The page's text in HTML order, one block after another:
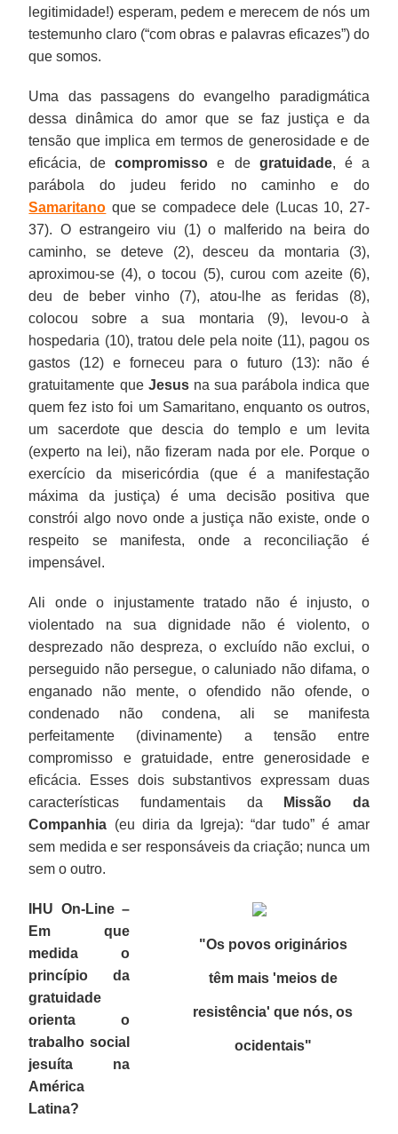
legitimidade!) esperam, pedem e merecem de nós um
testemunho claro (“com obras e palavras eficazes”) do
que somos.
Uma das passagens do evangelho paradigmática
dessa dinâmica do amor que se faz justiça e da
tensão que implica em termos de generosidade e de
eficácia, decompromisso e de gratuidade, é a
parábola do judeu ferido no caminho e do
Samaritano que se compadece dele (Lucas 10, 27-
37). O estrangeiro viu (1) o malferido na beira do
caminho, se deteve (2), desceu da montaria (3),
aproximou-se (4), o tocou (5), curou com azeite (6),
deu de beber vinho (7), atou-lhe as feridas (8),
colocou sobre a sua montaria (9), levou-o à
hospedaria (10), tratou dele pela noite (11), pagou os
gastos (12) e forneceu para o futuro (13): não é
gratuitamente que Jesusna sua parábola indica que
quem fez isto foi um Samaritano, enquanto os outros,
um sacerdote que descia do templo e um levita
(experto na lei), não fizeram nada por ele. Porque o
exercício da misericórdia (que é a manifestação
máxima da justiça) é uma decisão positiva que
constrói algo novo onde a justiça não existe, onde o
respeito se manifesta, onde a reconciliação é
impensável.
Ali onde o injustamente tratado não é injusto, o
violentado na sua dignidade não é violento, o
desprezado não despreza, o excluído não exclui, o
perseguido não persegue, o caluniado não difama, o
enganado não mente, o ofendido não ofende, o
condenado não condena, ali se manifesta
perfeitamente (divinamente) a tensão entre
compromisso e gratuidade, entre generosidade e
eficácia. Esses dois substantivos expressam duas
características fundamentais da
Missão da
Companhia (eu diria da Igreja): “dar tudo” é amar
sem medida e ser responsáveis da criação; nunca um
sem o outro.
"Os povos originários
têm mais 'meios de
resistência' que nós, os
ocidentais"
IHU On-Line –
Em que
medida o
princípio da
gratuidade
orienta o
trabalho social
jesuíta na
América
Latina?